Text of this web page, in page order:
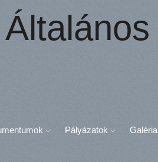
Pályázatok Galéria